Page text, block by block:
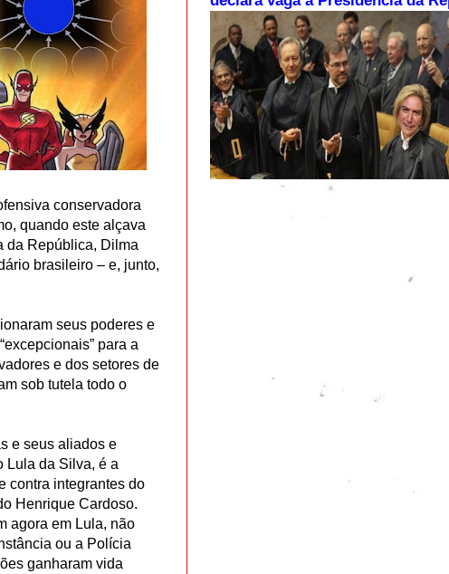
conservadora
quando este alçava
da República, Dilma
brasileiro – e, junto,
seus poderes e
para a
e dos setores de
sob tutela todo o
e seus aliados e
Lula da Silva, é a
contra integrantes do
Henrique Cardoso.
agora em Lula, não
ou a Polícia
ganharam vida